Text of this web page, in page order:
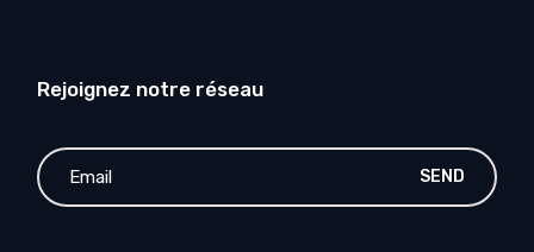
Rejoignez notre réseau
SEND